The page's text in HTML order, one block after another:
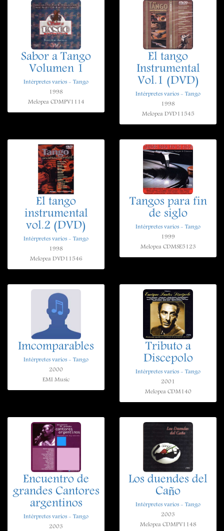
Sabor a Tango
Volumen 1
Intérpretes varios - Tango
1998
Melopea CDMPV1114
El tango
Instrumental
Vol.1 (DVD)
Intérpretes varios - Tango
1998
Melopea DVD11545
El tango
instrumental
vol.2 (DVD)
Intérpretes varios - Tango
1998
Melopea DVD11546
Tangos para fin
de siglo
Intérpretes varios - Tango
1999
Melopea CDMSE5123
Imcomparables
Intérpretes varios - Tango
2000
EMI Music
Tributo a
Discepolo
Intérpretes varios - Tango
2001
Melopea CDM140
Encuentro de
grandes Cantores
argentinos
Intérpretes varios - Tango
2003
Los duendes del
Caño
Intérpretes varios - Tango
2003
Melopea CDMPV1148